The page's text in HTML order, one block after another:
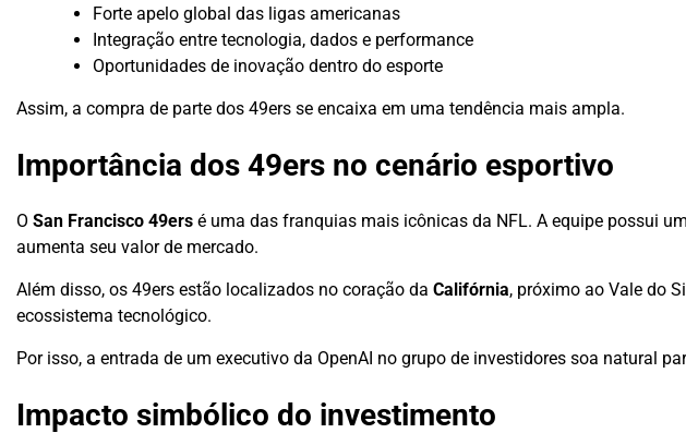
Forte apelo global das ligas americanas
Integração entre tecnologia, dados e performance
Oportunidades de inovação dentro do esporte
Assim, a compra de parte dos 49ers se encaixa em uma tendência mais ampla.
Importância dos 49ers no cenário esportivo
O San Francisco 49ers é uma das franquias mais icônicas da NFL. A equipe possui
aumenta seu valor de mercado.
Além disso, os 49ers estão localizados no coração da Califórnia, próximo ao Vale do
ecossistema tecnológico.
Por isso, a entrada de um executivo da OpenAI no grupo de investidores soa natural
Impacto simbólico do investimento